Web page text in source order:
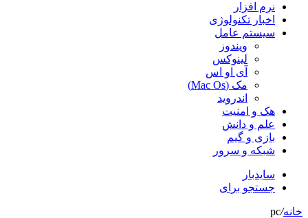
نرم افزار
اخبار تکنولوژی
سیستم عامل
ویندوز
لینوکس
آی او اس
مک (Mac Os)
اندروید
هک و امنیت
علم و دانش
بازی و گیم
شبکه و سرور
سایدبار
جستجو برای
خانه/
pc